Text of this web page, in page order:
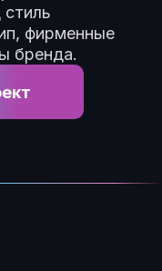
фирменные
бренда.